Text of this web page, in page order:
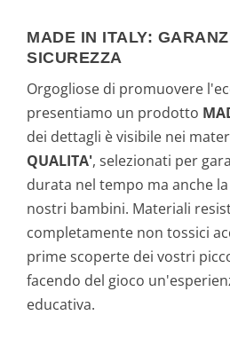
MADE IN ITALY:
SICUREZZA
Orgogliose di promuovere
presentiamo un prodotto
dei dettagli è visibile nei
QUALITA', selezionati per
durata nel tempo ma anche
nostri bambini. Materiali
completamente non tossici
prime scoperte dei vostri
facendo del gioco
educativa.